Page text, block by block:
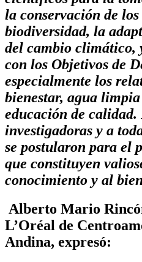
la conservación de
biodiversidad, la
del cambio climático,
con los Objetivos de
especialmente los
bienestar, agua
educación de
investigadoras y a
se postularon para el
que constituyen
conocimiento y al
Alberto Mario
L’Oréal de
Andina, expresó: